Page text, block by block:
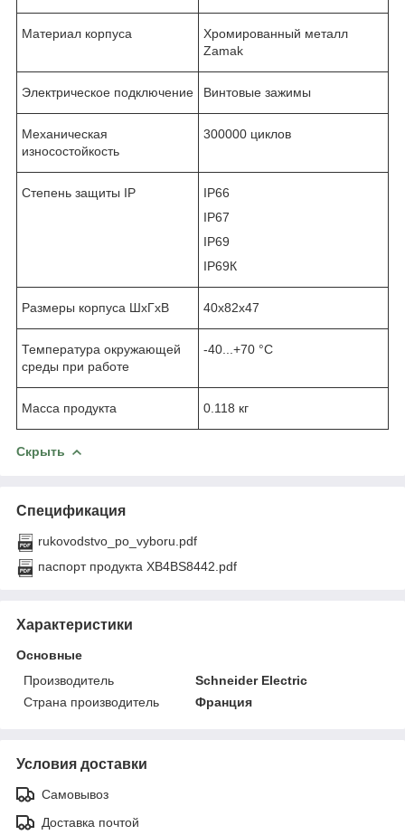
Материал корпуса
Хромированный металл
Zamak
Электрическое подключение Винтовые зажимы
Механическая
износостойкость
300000 циклов
Степень защиты IP
IP66
IP67
IP69
IP69К
Размеры корпуса ШхГхВ 40х82х47
Температура окружающей
среды при работе
-40...+70 °C
Масса продукта 0.118 кг
Скрыть
Спецификация
rukovodstvo_po_vyboru.pdf
паспорт продукта XB4BS8442.pdf
Характеристики
Основные
Производитель
Schneider Electric
Страна производитель
Франция
Условия доставки
Самовывоз
Доставка почтой